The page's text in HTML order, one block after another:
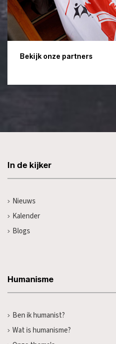
Bekijk onze partners
In de kijker
Nieuws
Kalender
Blogs
Humanisme
Ben ik humanist?
Wat is humanisme?